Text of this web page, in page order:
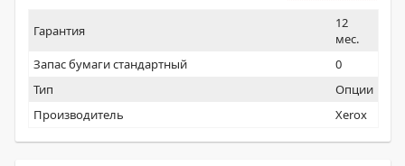
Гарантия
12
мес.
Запас бумаги стандартный
0
Тип
Опции
Производитель
Xerox